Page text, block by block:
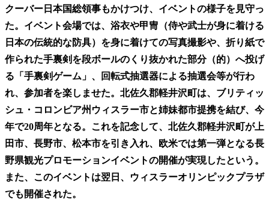
クーバー日本国総領事もかけつけ、イベントの様子を見守っ
た。イベント会場では、浴衣や甲冑（侍や武士が身に着ける
日本の伝統的な防具）を身に着けての写真撮影や、折り紙で
作られた手裏剣を段ボールのくり抜かれた部分（的）へ投げ
る「手裏剣ゲーム」、回転式抽選器による抽選会等が行わ
れ、参加者を楽しませた。北佐久郡軽井沢町は、ブリティッ
シュ・コロンビア州ウィスラー市と姉妹都市提携を結び、今
年で20周年となる。これを記念して、北佐久郡軽井沢町が上
田市、長野市、松本市を引き入れ、欧米では第一弾となる長
野県観光プロモーションイベントの開催が実現したという。
また、このイベントは翌日、ウィスラーオリンピックプラザ
でも開催された。